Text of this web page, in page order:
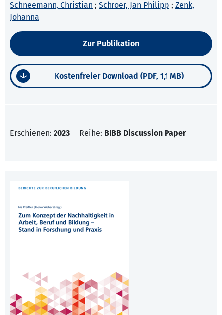
Schneemann, Christian ; Schroer, Jan Philipp ; Zenk,
Johanna
Zur Publikation
Kostenfreier Download (PDF, 1,1 MB)
Erschienen: 2023 Reihe: BIBB Discussion Paper